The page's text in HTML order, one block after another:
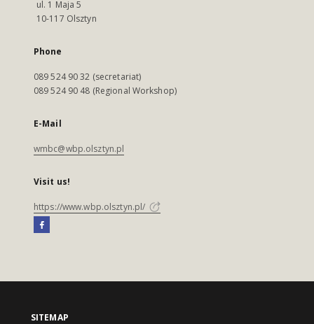
ul. 1 Maja 5
10-117 Olsztyn
Phone
089 524 90 32 (secretariat)
089 524 90 48 (Regional Workshop)
E-Mail
wmbc@wbp.olsztyn.pl
Visit us!
https://www.wbp.olsztyn.pl/
SITEMAP